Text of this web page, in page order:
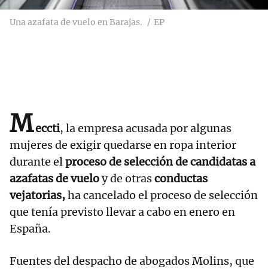
Una azafata de vuelo en Barajas. EP
Meccti, la empresa acusada por algunas
mujeres de exigir quedarse en ropa interior
durante elproceso de selección de candidatas a
azafatas de vueloy de otrasconductas
vejatorias,ha cancelado el proceso de selección
que tenía previsto llevar a cabo en enero en
España.
Fuentes del despacho de abogados Molins, que